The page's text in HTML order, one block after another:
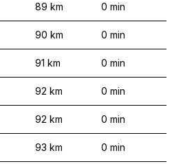
89 km 0 min
90 km 0 min
91 km 0 min
92 km 0 min
92 km 0 min
93 km 0 min